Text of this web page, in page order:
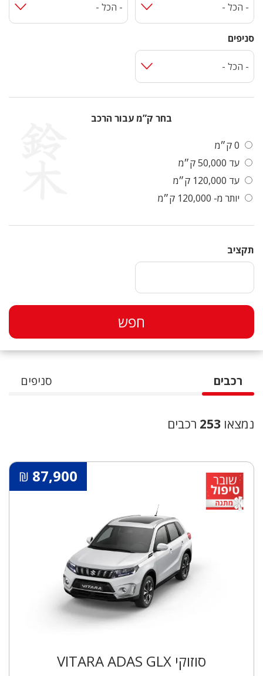
- הכל - - הכל -
סניפים
- הכל -
בחר ק”מ עבור הרכב
0 ק״מ
עד 50,000 ק״מ
עד 120,000 ק״מ
יותר מ- 120,000 ק״מ
תקציב
רכבים סניפים
נמצאו 253 רכבים
87,900
₪
סוזוקי VITARA ADAS GLX